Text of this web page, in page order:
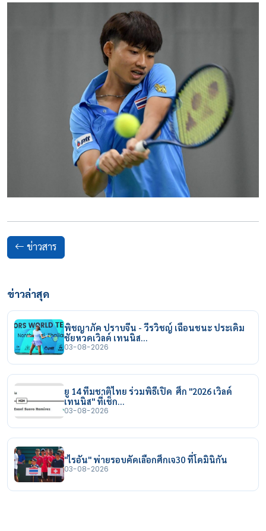
ข่าวสาร
ข่าวล่าสุด
พิชญาภัค ปราบจีน - วีรวิชญ์ เฉือนชนะ ประเดิม
ชัยหวดเวิลด์ เทนนิส…
03-08-2026
ยู 14 ทีมชาติไทย ร่วมพิธีเปิด ศึก "2026 เวิลด์
เทนนิส" ที่เช็ก…
03-08-2026
"ไรอัน" พ่ายรอบคัดเลือกศึกเจ30 ที่โดมินิกัน
03-08-2026